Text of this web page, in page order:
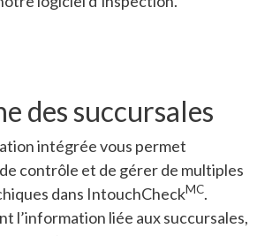
des succursales
intégrée vous permet
contrôle et de gérer de multiples
dans IntouchCheckMC.
l’information liée aux succursales,